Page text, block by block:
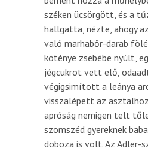
széken ücsörgött, és a
hallgatta, nézte, ahogy
való marhabőr-darab fölé
köténye zsebébe nyúlt,
jégcukrot vett elő,
végigsimított a leánya
visszalépett az
apróság nemigen telt
szomszéd gyereknek
doboza is volt. Az Adler-